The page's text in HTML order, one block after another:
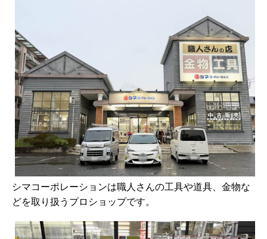
シマコーポレーションは職人さんの工具や道具、金物な
どを取り扱うプロショップです。